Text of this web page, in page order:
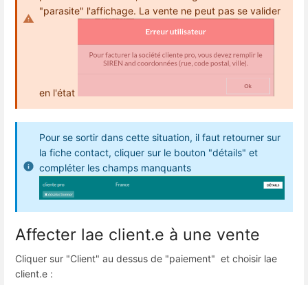
"parasite" l'affichage. La vente ne peut pas se valider
en l'état
Pour se sortir dans cette situation, il faut retourner sur
la fiche contact, cliquer sur le bouton "détails" et
compléter les champs manquants
Affecter lae client.e à une vente
Cliquer sur "Client" au dessus de "paiement" et choisir lae
client.e :